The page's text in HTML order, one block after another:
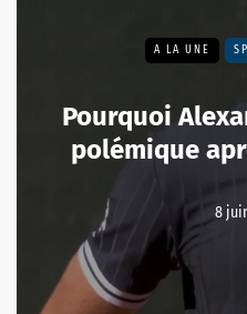
A LA UNE
Pourquoi
polémique
8